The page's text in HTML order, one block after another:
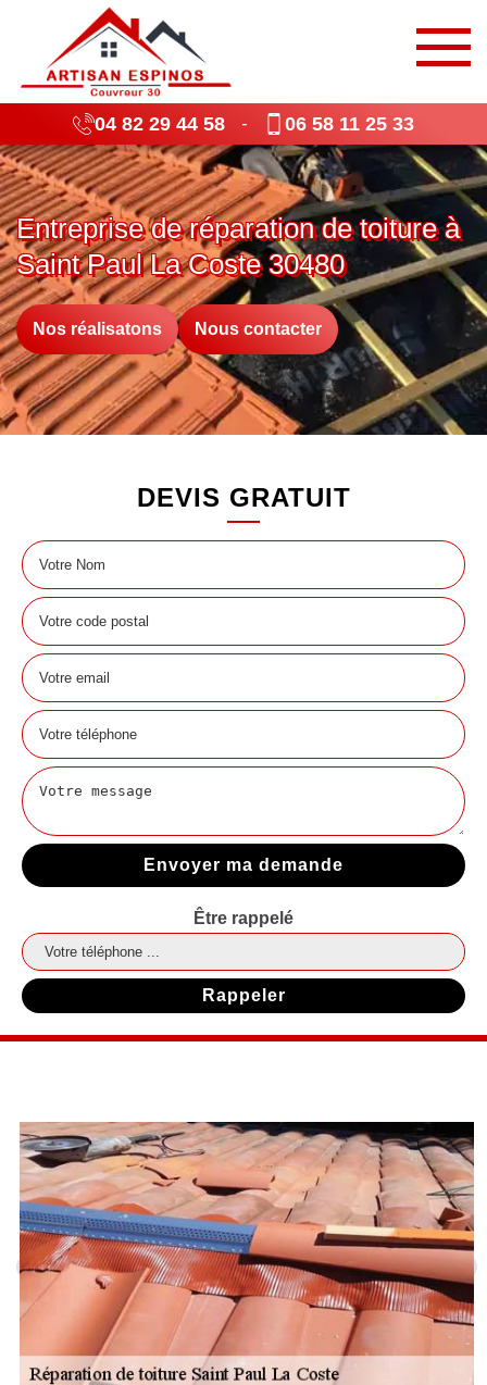
04 82 29 44 58 - 06 58 11 25 33
Entreprise de réparation de toiture à
Saint Paul La Coste 30480
Nos réalisatons Nous contacter
DEVIS GRATUIT
Être rappelé